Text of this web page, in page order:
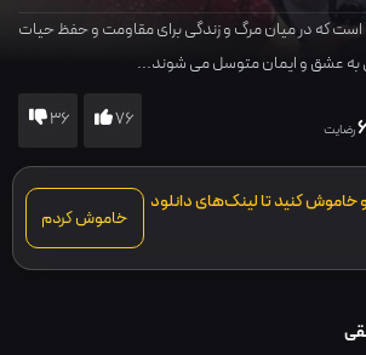
است که در میان مرگ و زندگی برای مقاومت و حفظ حیات
به عشق و ایمان متوسل می شوند...
رضایت 76
36
خاموش کنید تا لینک‌های دانلود
خاموش کردم